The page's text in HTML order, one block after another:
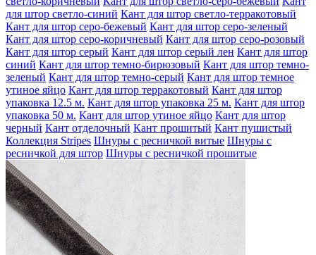
для штор светло-синий Кант для штор светло-терракотовый
Кант для штор серо-бежевый Кант для штор серо-зеленый
Кант для штор серо-коричневый Кант для штор серо-розовый
Кант для штор серый Кант для штор серый лен Кант для штор
синий Кант для штор темно-бирюзовый Кант для штор темно-
зеленый Кант для штор темно-серый Кант для штор темное
утиное яйцо Кант для штор терракотовый Кант для штор
упаковка 12.5 м. Кант для штор упаковка 25 м. Кант для штор
упаковка 50 м. Кант для штор утиное яйцо Кант для штор
черный Кант отделочный Кант прошитый Кант пушистый
Коллекция Stripes Шнуры с ресничкой витые Шнуры с
ресничкой для штор Шнуры с ресничкой прошитые